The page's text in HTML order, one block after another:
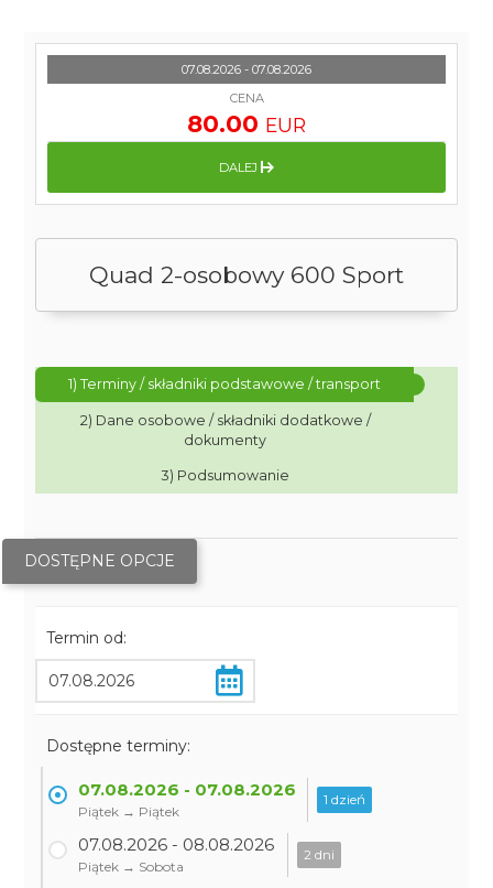
Quad 2-osobowy 600 Sport
1) Terminy / składniki podstawowe / transport
2) Dane osobowe / składniki dodatkowe /
dokumenty
3) Podsumowanie
DOSTĘPNE OPCJE
Termin od:
Dostępne terminy:
07.08.2026 - 07.08.2026
Piątek → Piątek
1 dzień
07.08.2026 - 08.08.2026
Piątek → Sobota
2 dni
07.08.2026 - 07.08.2026
CENA
80.00 EUR
DALEJ